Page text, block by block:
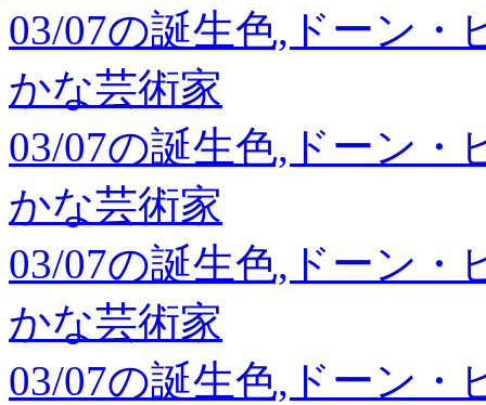
03/07の誕生色,ドーン・
かな芸術家
03/07の誕生色,ドーン・
かな芸術家
03/07の誕生色,ドーン・
かな芸術家
03/07の誕生色,ドーン・